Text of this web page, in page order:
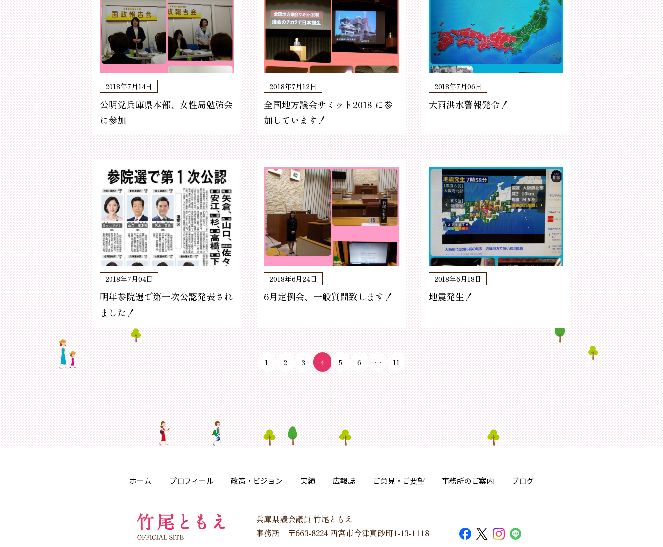
2018年7月14日
公明党兵庫県本部、女性局勉強会
に参加
2018年7月12日
全国地方議会サミット2018 に参
加しています！
2018年7月06日
大雨洪水警報発令！
2018年7月04日
明年参院選で第一次公認発表され
ました！
2018年6月24日
6月定例会、一般質問致します！
2018年6月18日
地震発生！
1 2 3 4 5 6 … 11
ホーム プロフィール 政策・ビジョン 実績 広報誌 ご意見・ご要望 事務所のご案内 ブログ
兵庫県議会議員 竹尾ともえ
事務所 〒663-8224 西宮市今津真砂町1-13-1118